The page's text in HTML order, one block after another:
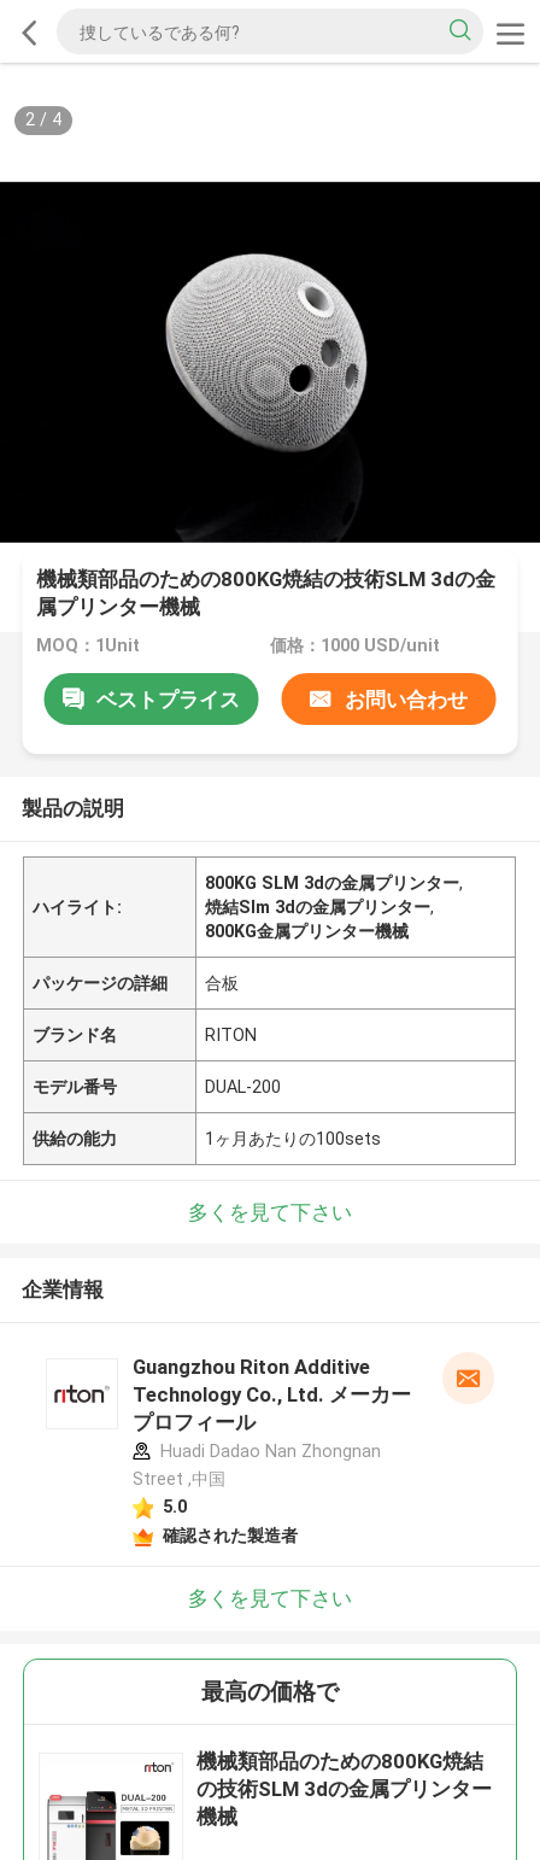
2/ 4
機械類部品のための800KG焼結の技術SLM 3dの金
属プリンター機械
MOQ：1Unit 価格：1000 USD/unit
ベストプライス お問い合わせ
製品の説明
ハイライト:
800KG SLM 3dの金属プリンター,
焼結Slm 3dの金属プリンター,
800KG金属プリンター機械
パッケージの詳細 合板
ブランド名 RITON
モデル番号 DUAL-200
供給の能力 1ヶ月あたりの100sets
多くを見て下さい
企業情報
Guangzhou Riton Additive
Technology Co., Ltd. メーカー
プロフィール
Huadi Dadao Nan Zhongnan
Street ,中国
5.0
確認された製造者
多くを見て下さい
最高の価格で
機械類部品のための800KG焼結
の技術SLM 3dの金属プリンター
機械